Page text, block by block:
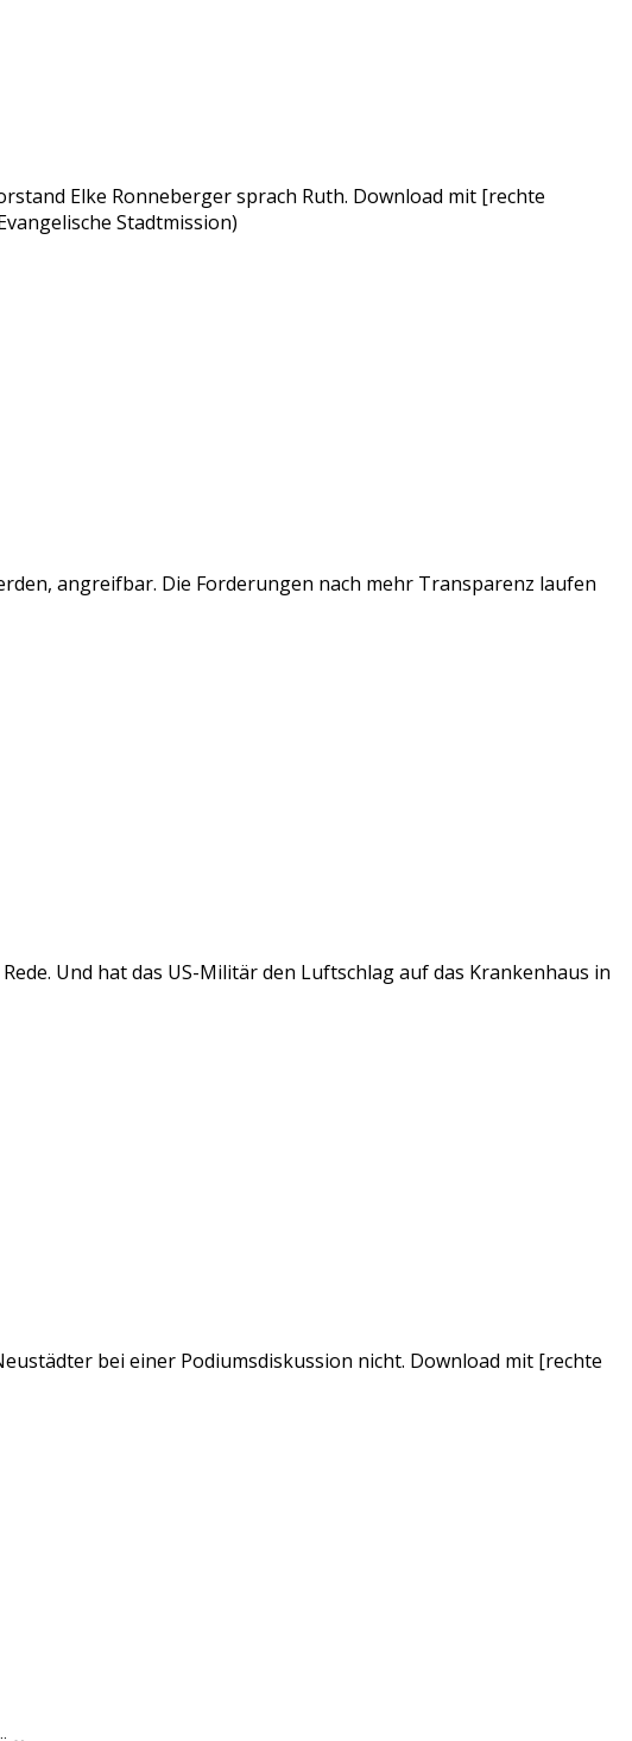
Elke Ronneberger sprach Ruth. Download mit [rechte
Stadtmission)
angreifbar. Die Forderungen nach mehr Transparenz laufen
Und hat das US-Militär den Luftschlag auf das Krankenhaus in
bei einer Podiumsdiskussion nicht. Download mit [rechte